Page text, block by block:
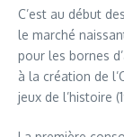
C’est au début
le marché
pour les bornes
à la création de
jeux de l’histoire